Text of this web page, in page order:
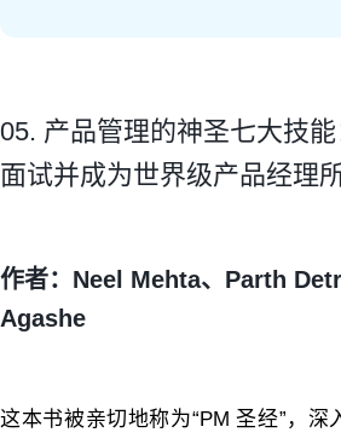
05. 产品管理的神圣七大技
面试并成为世界级产品经理
作者：Neel Mehta、Parth
Agashe
这本书被亲切地称为“PM 圣经”，深